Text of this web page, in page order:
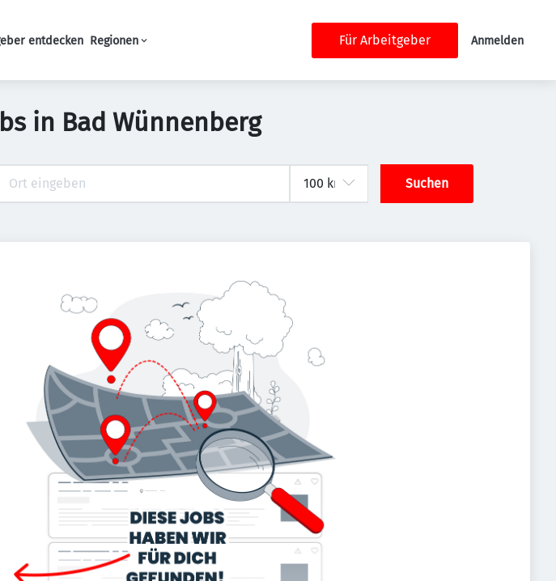
Navigation
entdecken Regionen Für Arbeitgeber Anmelden
in Bad Wünnenberg
Suchen